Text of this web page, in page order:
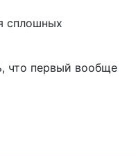
сплошных
что первый вообще